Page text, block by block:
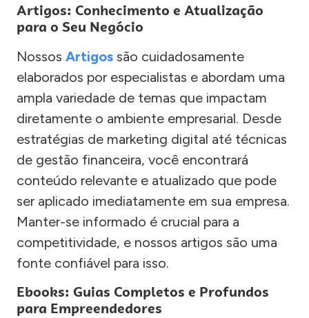
Artigos: Conhecimento e Atualização
para o Seu Negócio
Nossos Artigos são cuidadosamente
elaborados por especialistas e abordam uma
ampla variedade de temas que impactam
diretamente o ambiente empresarial. Desde
estratégias de marketing digital até técnicas
de gestão financeira, você encontrará
conteúdo relevante e atualizado que pode
ser aplicado imediatamente em sua empresa.
Manter-se informado é crucial para a
competitividade, e nossos artigos são uma
fonte confiável para isso.
Ebooks: Guias Completos e Profundos
para Empreendedores